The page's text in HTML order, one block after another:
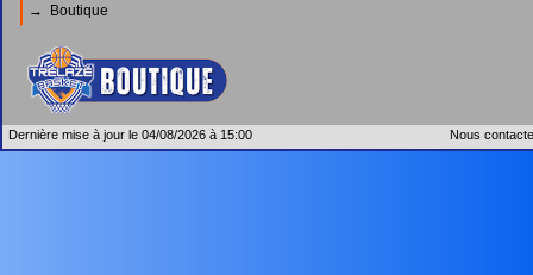
→ Boutique
Dernière mise à jour le 04/08/2026 à 15:00 Nous